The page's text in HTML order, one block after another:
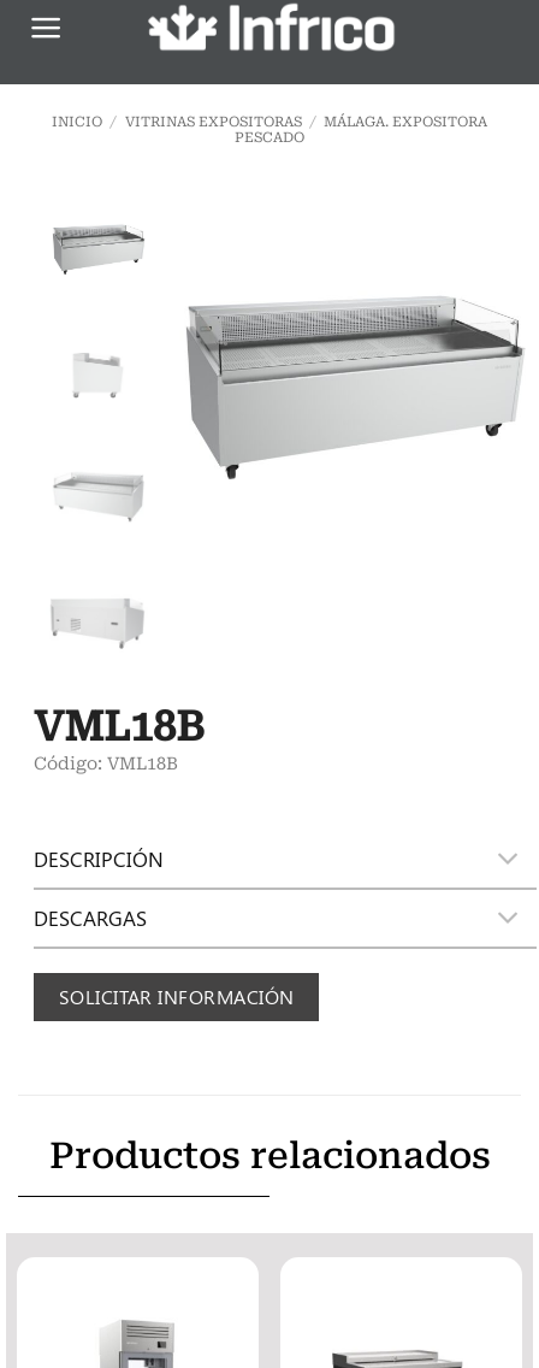
Saltar
INICIO / VITRINAS EXPOSITORAS / MÁLAGA. EXPOSITORA
PESCADO
VML18B
Código: VML18B
DESCRIPCIÓN
DESCARGAS
SOLICITAR INFORMACIÓN
Productos relacionados